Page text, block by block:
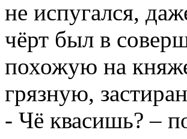
не испугался,
чёрт был в
похожую на
грязную,
- Чё квасишь? –